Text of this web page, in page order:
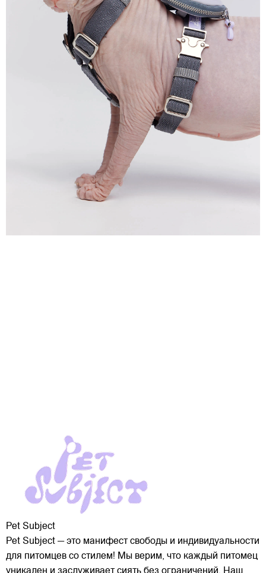
Pet Subject
Pet Subject — это манифест свободы и индивидуальности
для питомцев со стилем! Мы верим, что каждый питомец